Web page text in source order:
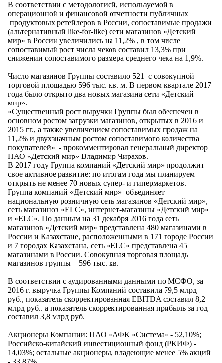
В соответствии с методологией, используемой в
операционной и финансовой отчетности публичных
продуктовых ретейлеров в России, сопоставимые продажи
(альтернативный like-for-like) сети магазинов «Детский
мир» в России увеличились на 11,2% , в том числе
сопоставимый рост числа чеков составил 13,3% при
снижении сопоставимого размера среднего чека на 1,9%.
Число магазинов Группы составило 521 с совокупной
торговой площадью 596 тыс. кв. м. В первом квартале 2017
года было открыто два новых магазина сети «Детский
мир».
«Существенный рост выручки Группы был обеспечен в
основном ростом загрузки магазинов, открытых в 2016 и
2015 гг., а также увеличением сопоставимых продаж на
11,2% и двухзначным ростом сопоставимого количества
покупателей», - прокомментировал генеральный директор
ПАО «Детский мир» Владимир Чирахов.
В 2017 году Группа компаний «Детский мир» продолжит
свое активное развитие: по итогам года мы планируем
открыть не менее 70 новых супер- и гипермаркетов.
Группа компаний «Детский мир» объединяет
национальную розничную сеть магазинов «Детский мир»,
сеть магазинов «ELC», интернет-магазины «Детский мир»
и «ELC». По данным на 31 декабря 2016 года сеть
магазинов «Детский мир» представлена 480 магазинами в
России и Казахстане, расположенными в 171 городе России
и 7 городах Казахстана, сеть «ELC» представлена 45
магазинами в России. Совокупная торговая площадь
магазинов группы – 596 тыс. кв.
В соответствии с аудированными данными по МСФО, за
2016 г. выручка Группы Компаний составила 79,5 млрд
руб., показатель скорректированная EBITDA составил 8,2
млрд руб., а показатель скорректированная прибыль за год
составил 3,8 млрд руб.
Акционеры Компании: ПАО «АФК «Система» - 52,10%;
Российско-китайский инвестиционный фонд (РКИФ) -
14,03%; остальные акционеры, владеющие менее 5% акций